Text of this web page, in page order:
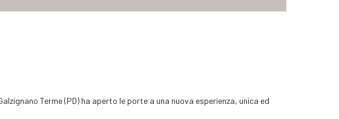
Terme (PD) ha aperto le porte a una nuova esperienza, unica ed